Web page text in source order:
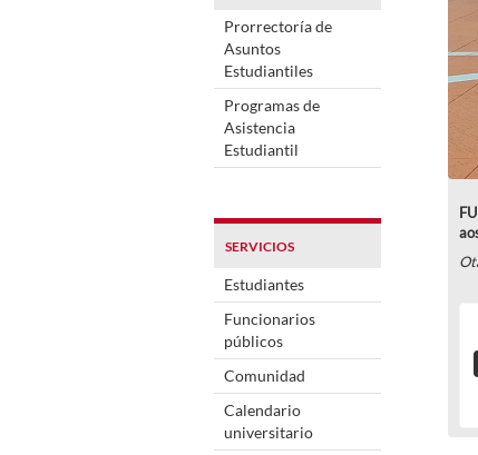
Prorrectoría de
Asuntos
Estudiantiles
Programas de
Asistencia
Estudiantil
SERVICIOS
Estudiantes
Funcionarios
públicos
Comunidad
Calendario
universitario